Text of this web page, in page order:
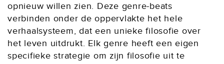
opnieuw willen zien. Deze genre-beats
verbinden onder de oppervlakte het hele
verhaalsysteem, dat een unieke filosofie over
het leven uitdrukt. Elk genre heeft een eigen
specifieke strategie om zijn filosofie uit te